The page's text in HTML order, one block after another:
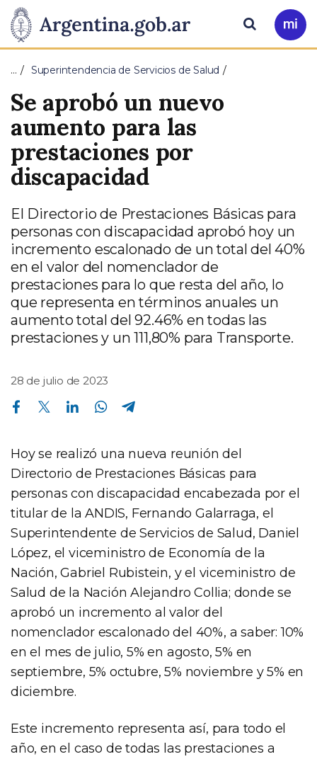
Presidencia
de
la
Nación
Pasar al contenido principal
Ir
a
Buscar
… Superintendencia de Servicios de Salud
Se aprobó un nuevo
aumento para las
prestaciones por
discapacidad
El Directorio de Prestaciones Básicas para
personas con discapacidad aprobó hoy un
incremento escalonado de un total del 40%
en el valor del nomenclador de
prestaciones para lo que resta del año, lo
que representa en términos anuales un
aumento total del 92.46% en todas las
prestaciones y un 111,80% para Transporte.
28 de julio de 2023
Compartir en Facebook Compartir en Twitter Compartir en Linkedin Compartir en Whatsapp
Hoy se realizó una nueva reunión del
Directorio de Prestaciones Básicas para
personas con discapacidad encabezada por el
titular de la ANDIS, Fernando Galarraga, el
Superintendente de Servicios de Salud, Daniel
López, el viceministro de Economía de la
Nación, Gabriel Rubistein, y el viceministro de
Salud de la Nación Alejandro Collia; donde se
aprobó un incremento al valor del
nomenclador escalonado del 40%, a saber: 10%
en el mes de julio, 5% en agosto, 5% en
septiembre, 5% octubre, 5% noviembre y 5% en
diciembre.
Este incremento representa así, para todo el
año, en el caso de todas las prestaciones a